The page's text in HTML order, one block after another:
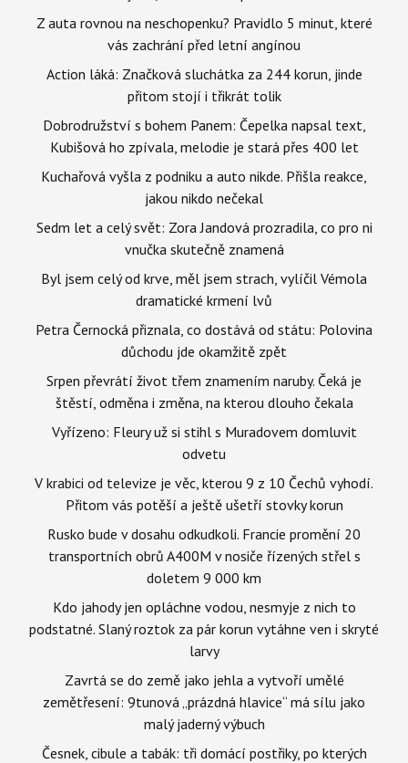
Z auta rovnou na neschopenku? Pravidlo 5 minut, které
vás zachrání před letní angínou
Action láká: Značková sluchátka za 244 korun, jinde
přitom stojí i třikrát tolik
Dobrodružství s bohem Panem: Čepelka napsal text,
Kubišová ho zpívala, melodie je stará přes 400 let
Kuchařová vyšla z podniku a auto nikde. Přišla reakce,
jakou nikdo nečekal
Sedm let a celý svět: Zora Jandová prozradila, co pro ni
vnučka skutečně znamená
Byl jsem celý od krve, měl jsem strach, vylíčil Vémola
dramatické krmení lvů
Petra Černocká přiznala, co dostává od státu: Polovina
důchodu jde okamžitě zpět
Srpen převrátí život třem znamením naruby. Čeká je
štěstí, odměna i změna, na kterou dlouho čekala
Vyřízeno: Fleury už si stihl s Muradovem domluvit
odvetu
V krabici od televize je věc, kterou 9 z 10 Čechů vyhodí.
Přitom vás potěší a ještě ušetří stovky korun
Rusko bude v dosahu odkudkoli. Francie promění 20
transportních obrů A400M v nosiče řízených střel s
doletem 9 000 km
Kdo jahody jen opláchne vodou, nesmyje z nich to
podstatné. Slaný roztok za pár korun vytáhne ven i skryté
larvy
Zavrtá se do země jako jehla a vytvoří umělé
zemětřesení: 9tunová „prázdná hlavice“ má sílu jako
malý jaderný výbuch
Česnek, cibule a tabák: tři domácí postřiky, po kterých